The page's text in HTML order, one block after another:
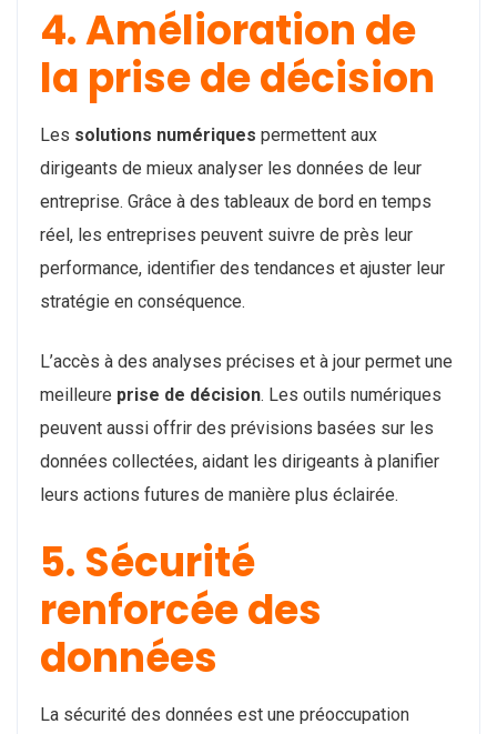
4. Amélioration de
la prise de décision
Les solutions numériques permettent aux
dirigeants de mieux analyser les données de leur
entreprise. Grâce à des tableaux de bord en temps
réel, les entreprises peuvent suivre de près leur
performance, identifier des tendances et ajuster leur
stratégie en conséquence.
L’accès à des analyses précises et à jour permet une
meilleure prise de décision. Les outils numériques
peuvent aussi offrir des prévisions basées sur les
données collectées, aidant les dirigeants à planifier
leurs actions futures de manière plus éclairée.
5. Sécurité
renforcée des
données
La sécurité des données est une préoccupation